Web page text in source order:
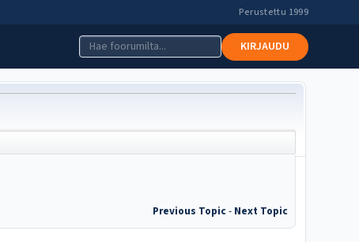
Perustettu 1999
KIRJAUDU
Previous Topic- Next Topic